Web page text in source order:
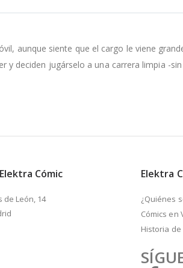
aunque siente que el cargo le viene
y deciden jugárselo a una carrera limpia -
Cómic
de León, 14
Elektra
¿Quiénes
Cómics en
Historia